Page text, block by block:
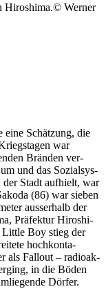
Hiroshi­ma.© Wern­er
Schätzung, die
war
Brän­den ver­
und das Sozial­sys­
der Stadt aufhielt, war
(86) war sieben
ausser­halb der
Präfek­tur Hiroshi­
Boy stieg der
hochkon­t­a­
als Fall­out – radioak­
in die Böden
Dör­fer.